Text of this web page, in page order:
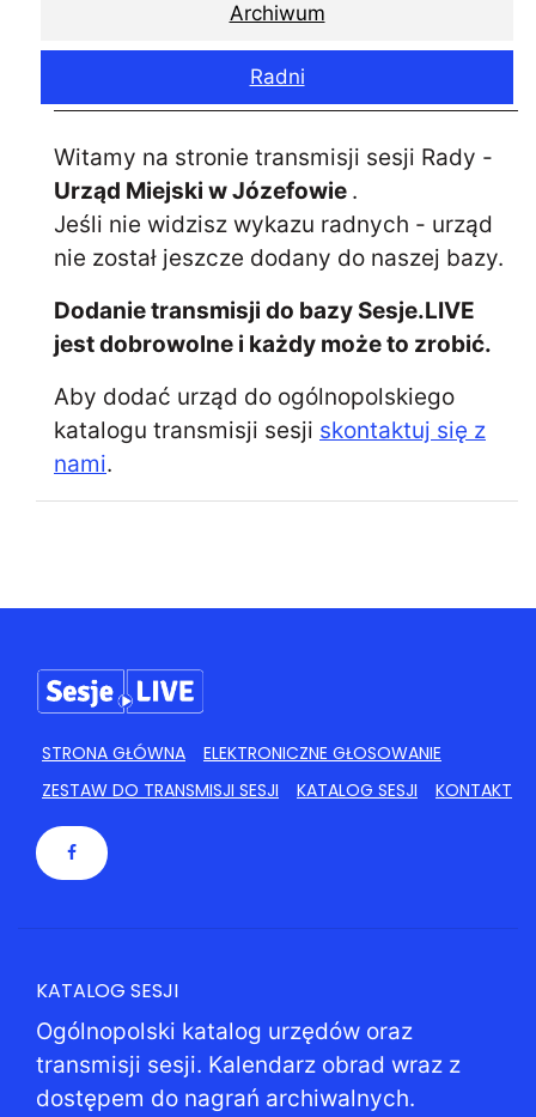
Archiwum
Radni
Witamy na stronie transmisji sesji Rady -
Urząd Miejski w Józefowie .
Jeśli nie widzisz wykazu radnych - urząd
nie został jeszcze dodany do naszej bazy.
Dodanie transmisji do bazy Sesje.LIVE
jest dobrowolne i każdy może to zrobić.
Aby dodać urząd do ogólnopolskiego
katalogu transmisji sesji skontaktuj się z
nami.
STRONA GŁÓWNA
ELEKTRONICZNE GŁOSOWANIE
ZESTAW DO TRANSMISJI SESJI
KATALOG SESJI KONTAKT
KATALOG SESJI
Ogólnopolski katalog urzędów oraz
transmisji sesji. Kalendarz obrad wraz z
dostępem do nagrań archiwalnych.